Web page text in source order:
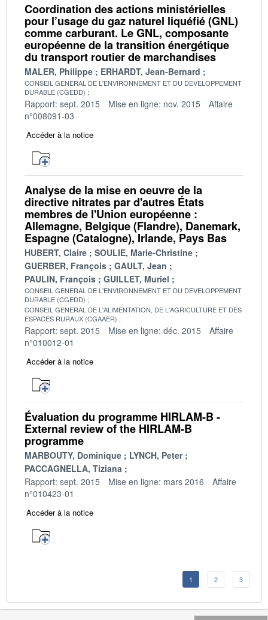
Coordination des actions ministérielles
pour l’usage du gaz naturel liquéfié (GNL)
comme carburant. Le GNL, composante
européenne de la transition énergétique
du transport routier de marchandises
MALER, Philippe ERHARDT, Jean-Bernard
CONSEIL GENERAL DE L'ENVIRONNEMENT ET DU DEVELOPPEMENT
DURABLE (CGEDD)
Rapport: sept. 2015 Mise en ligne: nov. 2015
Affaire
n°008091-03
Accéder à la notice
Analyse de la mise en oeuvre de la
directive nitrates par d'autres États
membres de l'Union européenne :
Allemagne, Belgique (Flandre), Danemark,
Espagne (Catalogne), Irlande, Pays Bas
HUBERT, Claire
SOULIE, Marie-Christine
GUERBER, François
GAULT, Jean
PAULIN, François
GUILLET, Muriel
CONSEIL GENERAL DE L'ENVIRONNEMENT ET DU DEVELOPPEMENT
DURABLE (CGEDD)
CONSEIL GENERAL DE L'ALIMENTATION, DE L'AGRICULTURE ET DES
ESPACES RURAUX (CGAAER)
Rapport: sept. 2015 Mise en ligne: déc. 2015
Affaire
n°010012-01
Accéder à la notice
Évaluation du programme HIRLAM-B -
External review of the HIRLAM-B
programme
MARBOUTY, Dominique
LYNCH, Peter
PACCAGNELLA, Tiziana
Rapport: sept. 2015
Mise en ligne: mars 2016
Affaire
n°010423-01
Accéder à la notice
1 2 3